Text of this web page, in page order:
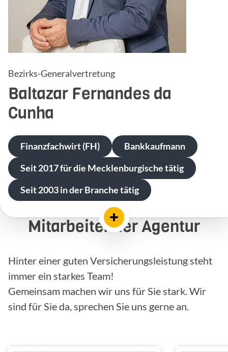
Bezirks-Generalvertretung
Baltazar Fernandes da
Cunha
Finanzfachwirt (FH)
Bankkaufmann
Seit 2017 für die Mecklenburgische tätig
Seit 2003 in der Branche tätig
Mitarbeiter der Agentur
Hinter einer guten Versicherungsleistung steht
immer ein starkes Team!
Gemeinsam machen wir uns für Sie stark. Wir
sind für Sie da, sprechen Sie uns gerne an.